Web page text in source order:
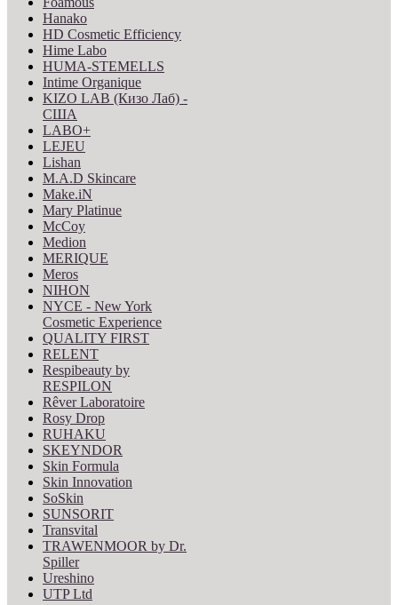
Hanako
HD Cosmetic Efficiency
Hime Labo
HUMA-STEMELLS
Intime Organique
KIZO LAB (Кизо Лаб) -
США
LABO+
LEJEU
Lishan
M.A.D Skincare
Make.iN
Mary Platinue
McCoy
Medion
MERIQUE
Meros
NIHON
NYCE - New York
Cosmetic Experience
QUALITY FIRST
RELENT
Respibeauty by
RESPILON
Rêver Laboratoire
Rosy Drop
RUHAKU
SKEYNDOR
Skin Formula
Skin Innovation
SoSkin
SUNSORIT
Transvital
TRAWENMOOR by Dr.
Spiller
Ureshino
UTP Ltd